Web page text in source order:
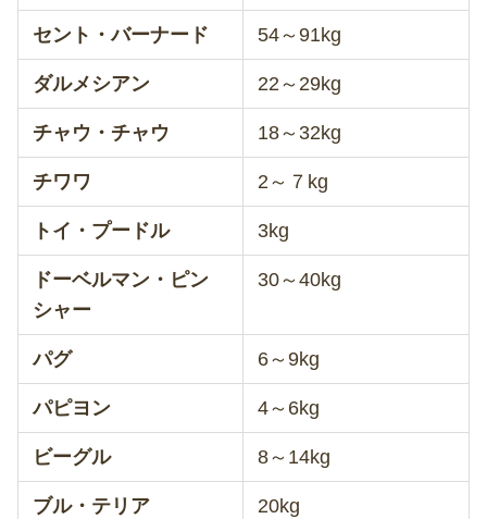
セント・バーナード 54～91kg
ダルメシアン 22～29kg
チャウ・チャウ 18～32kg
チワワ 2～７kg
トイ・プードル 3kg
ドーベルマン・ピン
シャー
30～40kg
パグ 6～9kg
パピヨン 4～6kg
ビーグル 8～14kg
ブル・テリア 20kg